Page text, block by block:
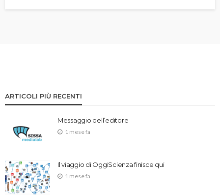
ARTICOLI PIÙ RECENTI
Messaggio dell’editore
1 mese fa
Il viaggio di OggiScienza finisce qui
1 mese fa